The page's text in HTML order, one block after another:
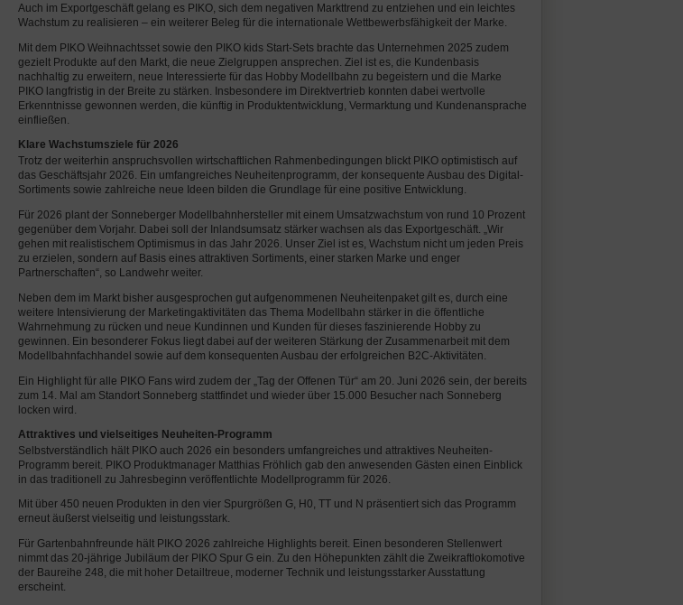
Auch im Exportgeschäft gelang es PIKO, sich dem negativen Markttrend zu entziehen und ein leichtes
Wachstum zu realisieren – ein weiterer Beleg für die internationale Wettbewerbsfähigkeit der Marke.
Mit dem PIKO Weihnachtsset sowie den PIKO kids Start-Sets brachte das Unternehmen 2025 zudem
gezielt Produkte auf den Markt, die neue Zielgruppen ansprechen. Ziel ist es, die Kundenbasis
nachhaltig zu erweitern, neue Interessierte für das Hobby Modellbahn zu begeistern und die Marke
PIKO langfristig in der Breite zu stärken. Insbesondere im Direktvertrieb konnten dabei wertvolle
Erkenntnisse gewonnen werden, die künftig in Produktentwicklung, Vermarktung und Kundenansprache
einfließen.
Klare Wachstumsziele für 2026
Trotz der weiterhin anspruchsvollen wirtschaftlichen Rahmenbedingungen blickt PIKO optimistisch auf
das Geschäftsjahr 2026. Ein umfangreiches Neuheitenprogramm, der konsequente Ausbau des Digital-
Sortiments sowie zahlreiche neue Ideen bilden die Grundlage für eine positive Entwicklung.
Für 2026 plant der Sonneberger Modellbahnhersteller mit einem Umsatzwachstum von rund 10 Prozent
gegenüber dem Vorjahr. Dabei soll der Inlandsumsatz stärker wachsen als das Exportgeschäft. „Wir
gehen mit realistischem Optimismus in das Jahr 2026. Unser Ziel ist es, Wachstum nicht um jeden Preis
zu erzielen, sondern auf Basis eines attraktiven Sortiments, einer starken Marke und enger
Partnerschaften“, so Landwehr weiter.
Neben dem im Markt bisher ausgesprochen gut aufgenommenen Neuheitenpaket gilt es, durch eine
weitere Intensivierung der Marketingaktivitäten das Thema Modellbahn stärker in die öffentliche
Wahrnehmung zu rücken und neue Kundinnen und Kunden für dieses faszinierende Hobby zu
gewinnen. Ein besonderer Fokus liegt dabei auf der weiteren Stärkung der Zusammenarbeit mit dem
Modellbahnfachhandel sowie auf dem konsequenten Ausbau der erfolgreichen B2C-Aktivitäten.
Ein Highlight für alle PIKO Fans wird zudem der „Tag der Offenen Tür“ am 20. Juni 2026 sein, der bereits
zum 14. Mal am Standort Sonneberg stattfindet und wieder über 15.000 Besucher nach Sonneberg
locken wird.
Attraktives und vielseitiges Neuheiten-Programm
Selbstverständlich hält PIKO auch 2026 ein besonders umfangreiches und attraktives Neuheiten-
Programm bereit. PIKO Produktmanager Matthias Fröhlich gab den anwesenden Gästen einen Einblick
in das traditionell zu Jahresbeginn veröffentlichte Modellprogramm für 2026.
Mit über 450 neuen Produkten in den vier Spurgrößen G, H0, TT und N präsentiert sich das Programm
erneut äußerst vielseitig und leistungsstark.
Für Gartenbahnfreunde hält PIKO 2026 zahlreiche Highlights bereit. Einen besonderen Stellenwert
nimmt das 20-jährige Jubiläum der PIKO Spur G ein. Zu den Höhepunkten zählt die Zweikraftlokomotive
der Baureihe 248, die mit hoher Detailtreue, moderner Technik und leistungsstarker Ausstattung
erscheint.